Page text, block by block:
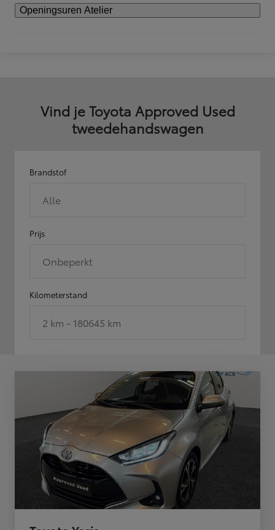
Openingsuren Atelier
Vind je Toyota Approved Used
tweedehandswagen
Brandstof
Alle
Prijs
Onbeperkt
Kilometerstand
2 km - 180645 km